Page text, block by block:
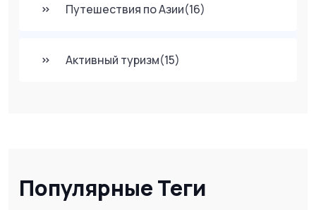
Путешествия по Азии(16)
Активный туризм(15)
Популярные Теги